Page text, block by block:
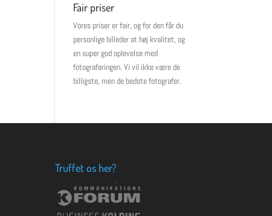
Fair priser
Vores priser er fair, og for den får du
personlige billeder at høj kvalitet, og
en super god oplevelse med
fotograferingen. Vi vil ikke være de
billigste, men de bedste fotografer.
Truffet os her?